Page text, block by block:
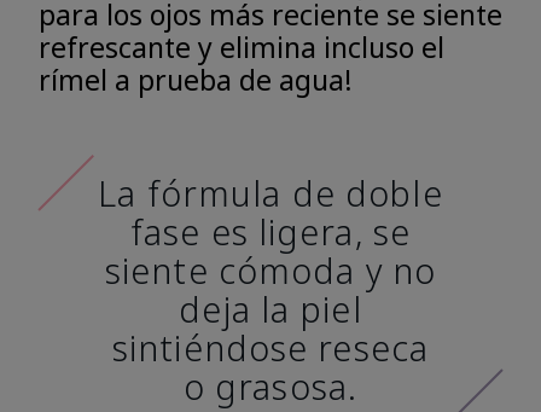
para los ojos más reciente se siente
refrescante y elimina incluso el
rímel a prueba de agua!
La fórmula de doble
fase es ligera, se
siente cómoda y no
deja la piel
sintiéndose reseca
o grasosa.